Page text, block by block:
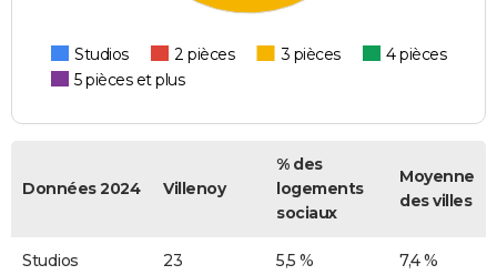
Studios 2 pièces 3 pièces
4 pièces
5 pièces et plus
Données 2024 Villenoy
% des
logements
sociaux
Moyenne
des villes
Studios 23 5,5 % 7,4 %